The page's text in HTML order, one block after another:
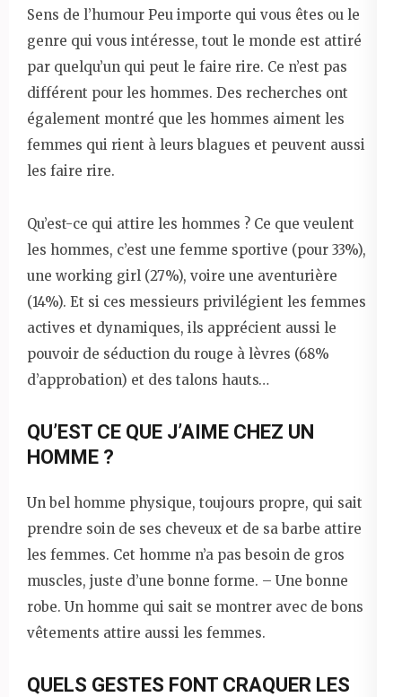
Sens de l’humour Peu importe qui vous êtes ou le
genre qui vous intéresse, tout le monde est attiré
par quelqu’un qui peut le faire rire. Ce n’est pas
différent pour les hommes. Des recherches ont
également montré que les hommes aiment les
femmes qui rient à leurs blagues et peuvent aussi
les faire rire.
Qu’est-ce qui attire les hommes ? Ce que veulent
les hommes, c’est une femme sportive (pour 33%),
une working girl (27%), voire une aventurière
(14%). Et si ces messieurs privilégient les femmes
actives et dynamiques, ils apprécient aussi le
pouvoir de séduction du rouge à lèvres (68%
d’approbation) et des talons hauts…
QU’EST CE QUE J’AIME CHEZ UN
HOMME ?
Un bel homme physique, toujours propre, qui sait
prendre soin de ses cheveux et de sa barbe attire
les femmes. Cet homme n’a pas besoin de gros
muscles, juste d’une bonne forme. – Une bonne
robe. Un homme qui sait se montrer avec de bons
vêtements attire aussi les femmes.
QUELS GESTES FONT CRAQUER LES